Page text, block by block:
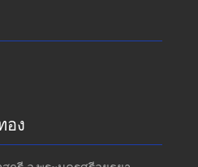
อง